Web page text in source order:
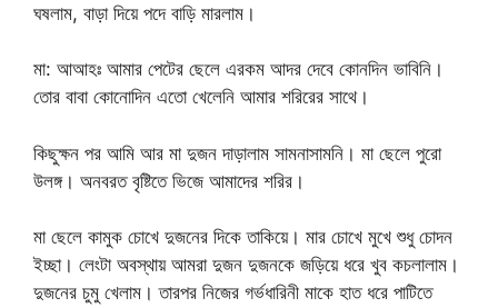
ঘষলাম, বাড়া দিয়ে পদে বাড়ি মারলাম।
মা: আআহঃ আমার পেটের ছেলে এরকম আদর দেবে কোনদিন ভাবিনি।
তোর বাবা কোনোদিন এতো খেলেনি আমার শরিরের সাথে।
কিছুক্ষন পর আমি আর মা দুজন দাড়ালাম সামনাসামনি। মা ছেলে পুরো
উলঙ্গ। অনবরত বৃষ্টিতে ভিজে আমাদের শরির।
মা ছেলে কামুক চোখে দুজনের দিকে তাকিয়ে। মার চোখে মুখে শুধু চোদন
ইচ্ছা। লেংটা অবস্থায় আমরা দুজন দুজনকে জড়িয়ে ধরে খুব কচলালাম।
দুজনের চুমু খেলাম। তারপর নিজের গর্ভধারিনী মাকে হাত ধরে পাটিতে